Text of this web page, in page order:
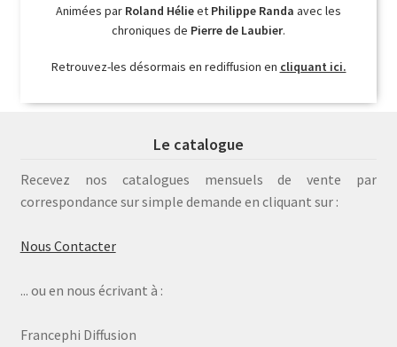
Animées par Roland Hélieet Philippe Randa avec les
chroniques de Pierre de Laubier.
Retrouvez-les désormais en rediffusion en cliquant ici.
Le catalogue
Recevez nos catalogues mensuels de vente par
correspondance sur simple demande en cliquant sur :
Nous Contacter
... ou en nous écrivant à :
Francephi Diffusion